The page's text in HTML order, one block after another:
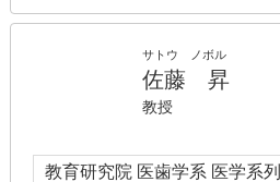
サトウ ノボル
佐藤 昇
教授
教育研究院 医歯学系 医学系列